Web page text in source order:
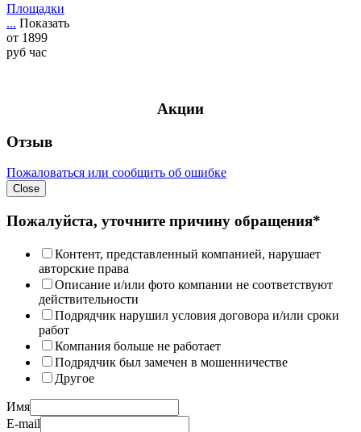
Площадки
... Показать
от 1899
руб час
Акции
Отзыв
Пожаловаться или сообщить об ошибке
Close
Пожалуйста, уточните причину обращения*
Контент, представленный компанией, нарушает
авторские права
Описание и/или фото компании не соответствуют
действительности
Подрядчик нарушил условия договора и/или сроки
работ
Компания больше не работает
Подрядчик был замечен в мошенничестве
Другое
Имя
E-mail